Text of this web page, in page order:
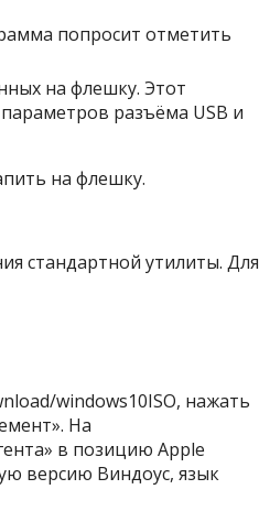
попросит отметить
на флешку. Этот
разъёма USB и
на флешку.
стандартной утилиты. Для
windows10ISO, нажать
На
в позицию Apple
версию Виндоус, язык